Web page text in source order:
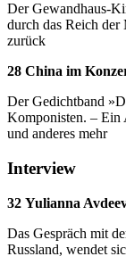
Der Gewandhaus-
durch das Reich
zurück
28 China im
Der Gedichtband
Komponisten. – Ein
und anderes mehr
Interview
32 Yulianna
Das Gespräch mit
Russland, wendet